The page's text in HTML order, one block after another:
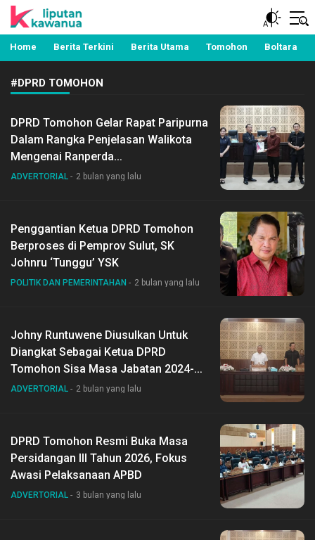
Liputan Kawanua
Berita Manado, Sulawesi Utara, Kawanua, Politik,
Pemerintahan, Hukum Kriminal dan Nasional
Home Berita Terkini Berita Utama Tomohon Boltara
#DPRD TOMOHON
DPRD Tomohon Gelar Rapat Paripurna
Dalam Rangka Penjelasan Walikota
Mengenai Ranperda
Pertanggungjawaban APBD 2025
ADVERTORIAL 2 bulan yang lalu
Penggantian Ketua DPRD Tomohon
Berproses di Pemprov Sulut, SK
Johnru ‘Tunggu’ YSK
POLITIK DAN PEMERINTAHAN 2 bulan yang lalu
Johny Runtuwene Diusulkan Untuk
Diangkat Sebagai Ketua DPRD
Tomohon Sisa Masa Jabatan 2024-
2029
ADVERTORIAL 2 bulan yang lalu
DPRD Tomohon Resmi Buka Masa
Persidangan III Tahun 2026, Fokus
Awasi Pelaksanaan APBD
ADVERTORIAL 3 bulan yang lalu